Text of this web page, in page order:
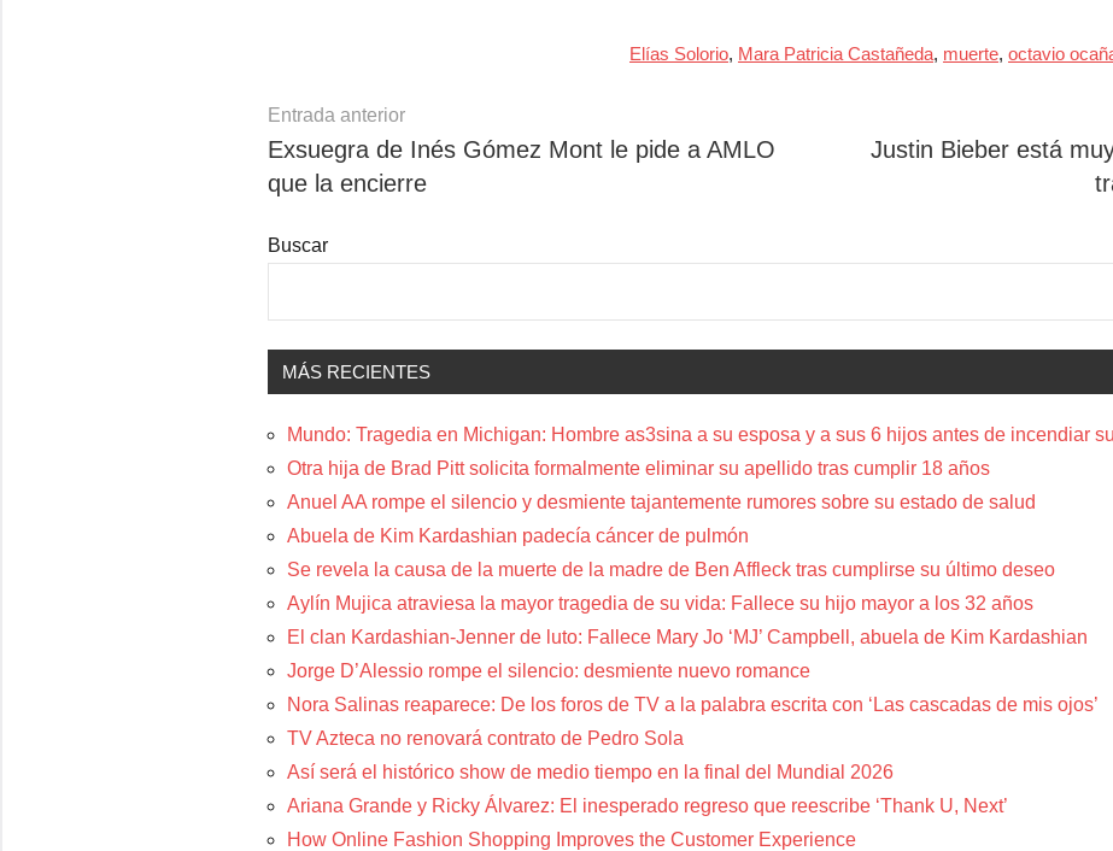
Elías Solorio, Mara Patricia Castañeda, muerte, octavio
Navegación
de
entradas
Entrada anterior
Exsuegra de Inés Gómez Mont le pide a AMLO
que la encierre
Justin Bieber está
Buscar
MÁS RECIENTES
Mundo: Tragedia en Michigan: Hombre as3sina a su esposa y a sus 6 hijos antes de incendiar
Otra hija de Brad Pitt solicita formalmente eliminar su apellido tras cumplir 18 años
Anuel AA rompe el silencio y desmiente tajantemente rumores sobre su estado de salud
Abuela de Kim Kardashian padecía cáncer de pulmón
Se revela la causa de la muerte de la madre de Ben Affleck tras cumplirse su último deseo
Aylín Mujica atraviesa la mayor tragedia de su vida: Fallece su hijo mayor a los 32 años
El clan Kardashian-Jenner de luto: Fallece Mary Jo ‘MJ’ Campbell, abuela de Kim Kardashian
Jorge D’Alessio rompe el silencio: desmiente nuevo romance
Nora Salinas reaparece: De los foros de TV a la palabra escrita con ‘Las cascadas de mis ojos’
TV Azteca no renovará contrato de Pedro Sola
Así será el histórico show de medio tiempo en la final del Mundial 2026
Ariana Grande y Ricky Álvarez: El inesperado regreso que reescribe ‘Thank U, Next’
How Online Fashion Shopping Improves the Customer Experience